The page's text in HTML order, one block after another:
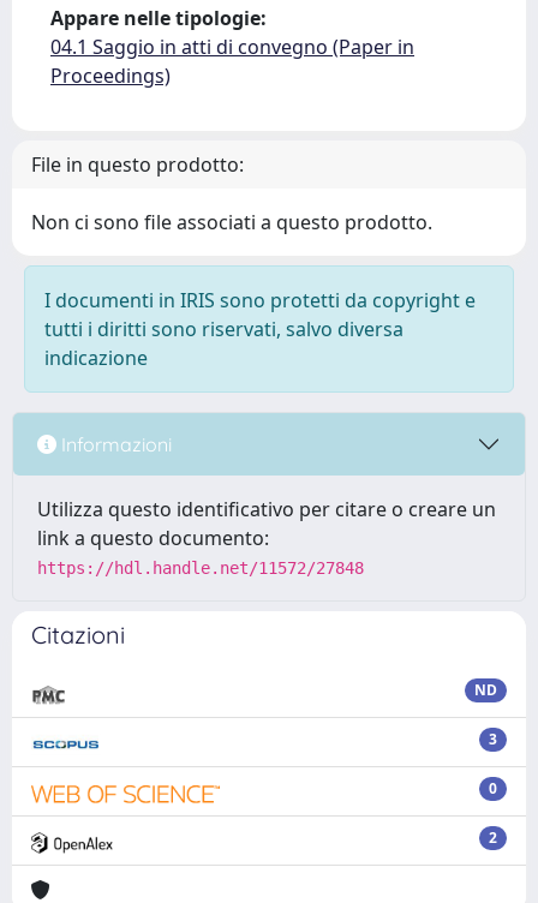
Appare nelle tipologie:
04.1 Saggio in atti di convegno (Paper in
Proceedings)
File in questo prodotto:
Non ci sono file associati a questo prodotto.
I documenti in IRIS sono protetti da copyright e
tutti i diritti sono riservati, salvo diversa
indicazione
Informazioni
Utilizza questo identificativo per citare o creare un
link a questo documento:
https://hdl.handle.net/11572/27848
Citazioni
ND
3
0
2